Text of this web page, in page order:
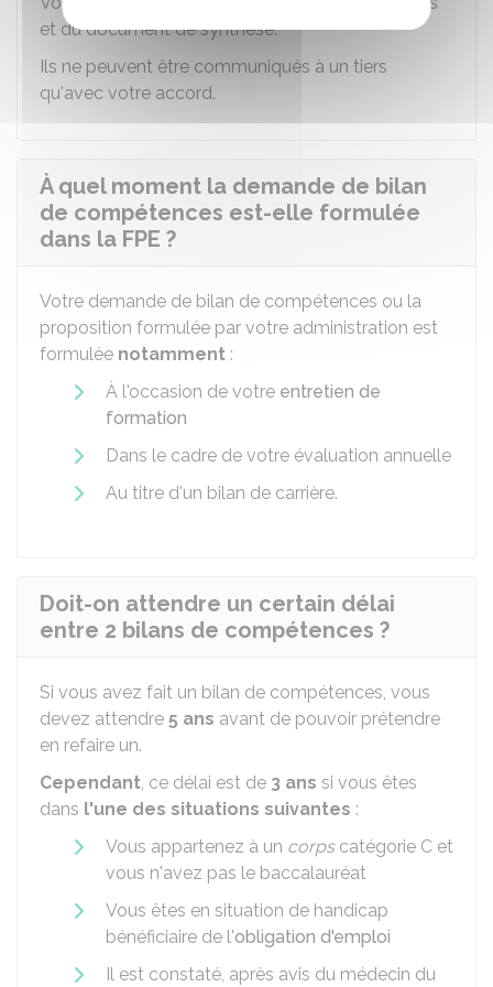
et du document de synthèse.
Ils ne peuvent être communiqués à un tiers
qu'avec votre accord.
À quel moment la demande de bilan
de compétences est-elle formulée
dans la FPE ?
Votre demande de bilan de compétences ou la
proposition formulée par votre administration est
formulée notamment :
À l'occasion de votre entretien de
formation
Dans le cadre de votre évaluation annuelle
Au titre d'un bilan de carrière.
Doit-on attendre un certain délai
entre 2 bilans de compétences ?
Si vous avez fait un bilan de compétences, vous
devez attendre 5 ans avant de pouvoir prétendre
en refaire un.
Cependant, ce délai est de 3 ans si vous êtes
dans l'une des situations suivantes :
Vous appartenez à un corpscatégorie C et
vous n'avez pas le baccalauréat
Vous êtes en situation de handicap
bénéficiaire de l'obligation d'emploi
Il est constaté, après avis du médecin du